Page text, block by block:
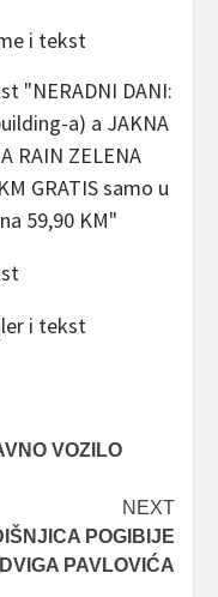
VOZILO
NEXT
POGIBIJE
PAVLOVIĆA